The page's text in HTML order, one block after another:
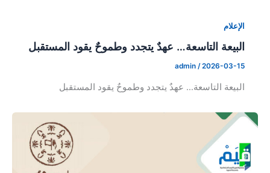
الإعلام
البيعة التاسعة… عهدٌ يتجدد وطموحٌ يقود المستقبل
admin/2026-03-15
البيعة التاسعة… عهدٌ يتجدد وطموحٌ يقود المستقبل